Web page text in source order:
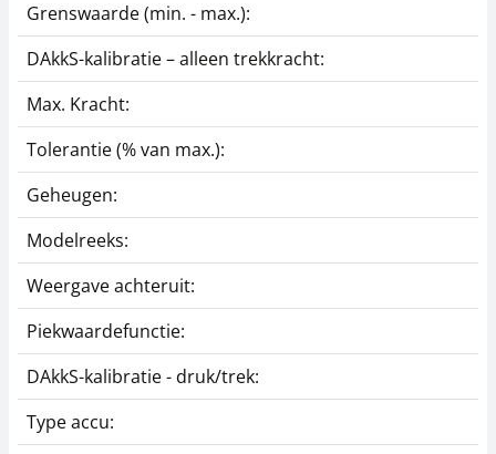
Grenswaarde (min. - max.):
DAkkS-kalibratie – alleen trekkracht:
Max. Kracht:
Tolerantie (% van max.):
Geheugen:
Modelreeks:
Weergave achteruit:
Piekwaardefunctie:
DAkkS-kalibratie - druk/trek:
Type accu: